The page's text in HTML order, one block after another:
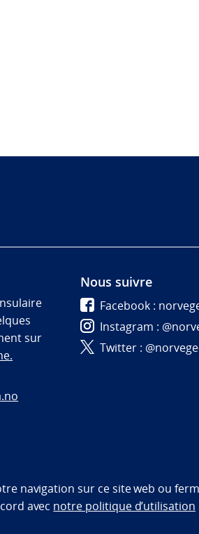
sur
Nous suivre
Facebook :
Instagram :
Twitter :
navigation sur ce site web ou
avec notre politique d’utilisation